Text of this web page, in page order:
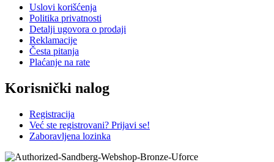
Uslovi korišćenja
Politika privatnosti
Detalji ugovora o prodaji
Reklamacije
Česta pitanja
Plaćanje na rate
Korisnički nalog
Registracija
Već ste registrovani? Prijavi se!
Zaboravljena lozinka